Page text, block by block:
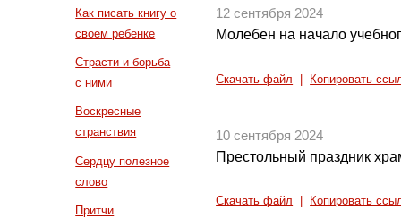
Как писать книгу о
своем ребенке
Страсти и борьба
с ними
Воскресные
странствия
Сердцу полезное
слово
Притчи
12 сентября 2024
Молебен на начало
Скачать файл Копировать
10 сентября 2024
Престольный праздник
Скачать файл Копировать